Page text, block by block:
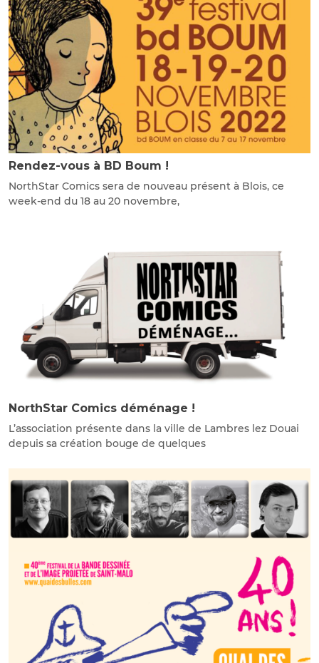
Rendez-vous à BD Boum !
NorthStar Comics sera de nouveau présent à Blois, ce
week-end du 18 au 20 novembre,
NorthStar Comics déménage !
L’association présente dans la ville de Lambres lez Douai
depuis sa création bouge de quelques